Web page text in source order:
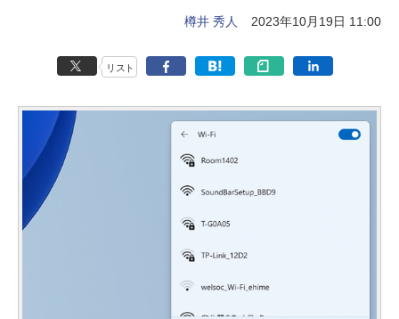
樽井 秀人 2023年10月19日 11:00
リスト